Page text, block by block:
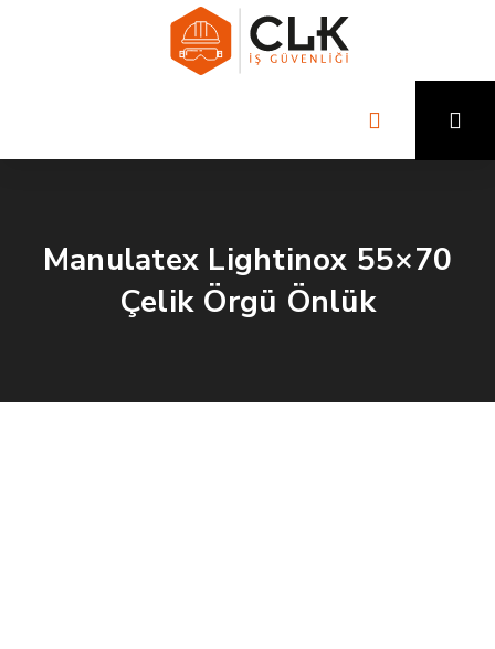
Manulatex Lightinox 55×70
Çelik Örgü Önlük